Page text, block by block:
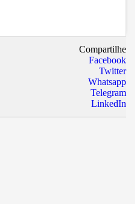
Compartilhe
Facebook
Twitter
Whatsapp
Telegram
LinkedIn